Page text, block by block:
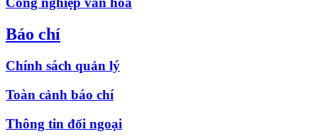
Báo chí
Chính sách quản lý
Toàn cảnh báo chí
Thông tin đối ngoại